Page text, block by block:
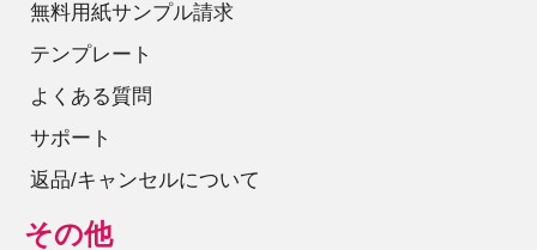
無料用紙サンプル請求
テンプレート
よくある質問
サポート
返品/キャンセルについて
その他